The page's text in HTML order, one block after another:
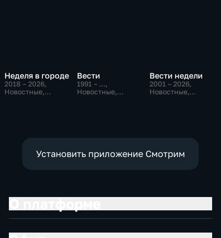
Неделя в городе
2018 – 2026,
Новостные,
Вести
1991 – …,
Новостные,
Вести недели
2001 – 2026,
Новостные,
Установить приложение Смотрим